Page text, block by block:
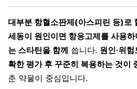
대부분 항혈소판제(아스피린 등)로
세동이 원인이면 항응고제를 사용
는 스타틴을 함께 씁니다. 원인·위
확한 평가 후 꾸준히 복용하는 것이
춘 약물이 중심입니다.